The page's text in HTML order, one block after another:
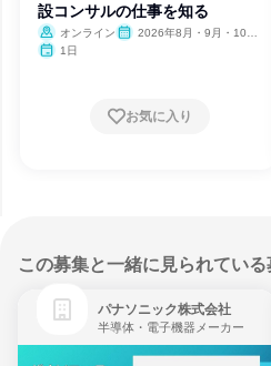
設コンサルの仕事を知る
オンライン
2026年8月・9月・10
1日
お気に入り
この募集と一緒に見られている
パナソニック株式会社
半導体・電子機器メーカー